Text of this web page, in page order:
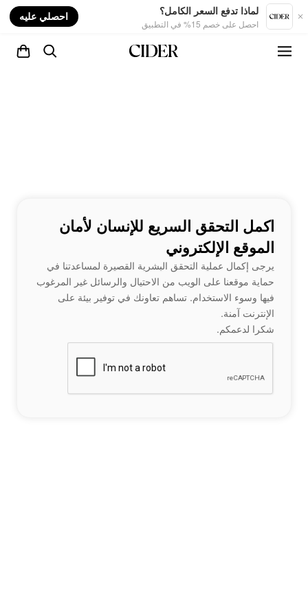
لماذا تدفع السعر الكامل؟
احصل على خصم 15% في التطبيق
احصلي عليه
اكمل التحقق السريع للإنسان لأمان
الموقع الإلكتروني
يرجى إكمال عملية التحقق البشرية القصيرة لمساعدتنا في
حماية موقعنا على الويب من الاحتيال والرسائل غير المرغوب
فيها وسوء الاستخدام. تساهم تعاونك في توفير بيئة على
الإنترنت آمنة.
شكرا لدعمكم.